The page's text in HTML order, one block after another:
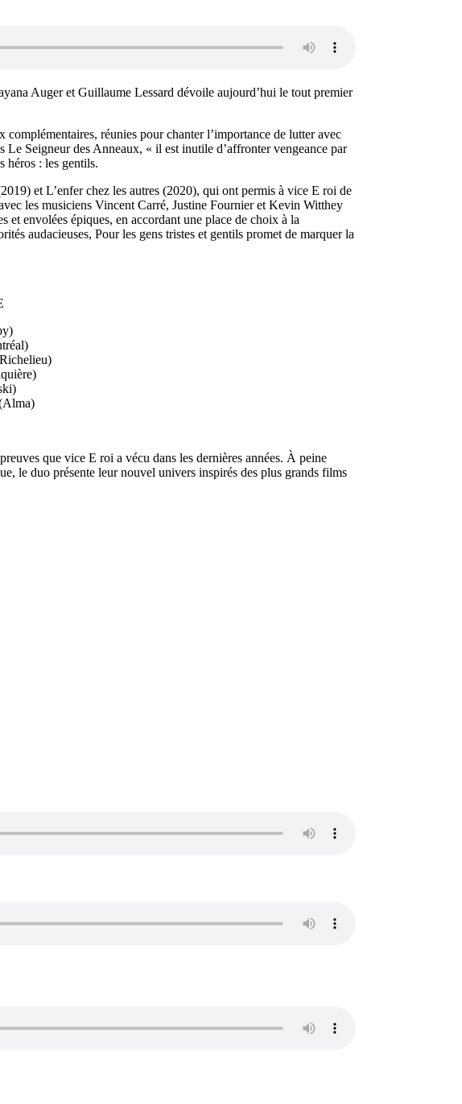
Auger et Guillaume Lessard dévoile aujourd’hui le tout premier
réunies pour chanter l’importance de lutter avec
Seigneur des Anneaux, « il est inutile d’affronter vengeance par
héros : les gentils.
et L’enfer chez les autres (2020), qui ont permis à vice E roi de
les musiciens Vincent Carré, Justine Fournier et Kevin Witthey
envolées épiques, en accordant une place de choix à la
audacieuses, Pour les gens tristes et gentils promet de marquer la
que vice E roi a vécu dans les dernières années. À peine
le duo présente leur nouvel univers inspirés des plus grands films